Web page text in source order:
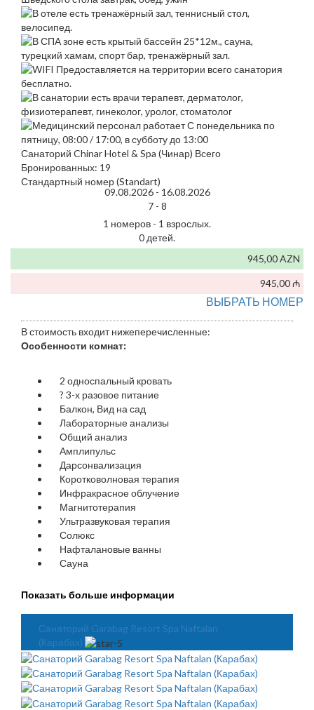
Санаторий Chinar Hotel & Spa (Чинар) Всего
Бронированных: 19
Стандартный номер (Standart)
09.08.2026 - 16.08.2026
7 - 8
1 номеров - 1 взрослых.
0 детей.
945,00 AZN
945,00 ₼
ВЫБРАТЬ НОМЕР
В стоимость входит нижеперечисленные:
Особенности комнат:
2 односпальный кровать
? 3-х разовое питание
Балкон, Вид на сад
Лабораторные анализы
Общий анализ
Амплипульс
Дарсонвализация
Коротковолновая терапия
Инфракрасное облучение
Магнитотерапия
Ультразвуковая терапия
Солюкс
Нафталановые ванны
Сауна
Показать больше информации
Санаторий Garabag Resort Spa Naftalan
(Карабах)